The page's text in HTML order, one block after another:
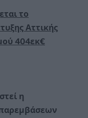
το
Αττικής
404εκ€
η